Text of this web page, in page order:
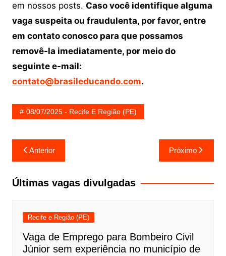
em nossos posts. Caso você identifique alguma
vaga suspeita ou fraudulenta, por favor, entre
em contato conosco para que possamos
removê-la imediatamente, por meio do
seguinte e-mail:
contato@brasileducando.com.
08/07/2025 - Recife E Região (PE)
Navegação
de
Post
Anterior Próximo
Últimas vagas divulgadas
Recife e Região (PE)
Vaga de Emprego para Bombeiro Civil
Júnior sem experiência no município de